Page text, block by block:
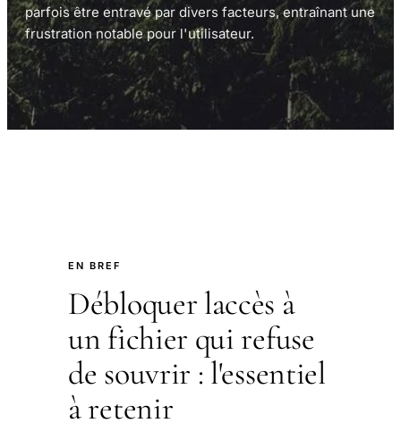
parfois être entravé par divers facteurs, entraînant une
frustration notable pour l'utilisateur.
EN BREF
Débloquer laccès à
un fichier qui refuse
de souvrir : l'essentiel
à retenir